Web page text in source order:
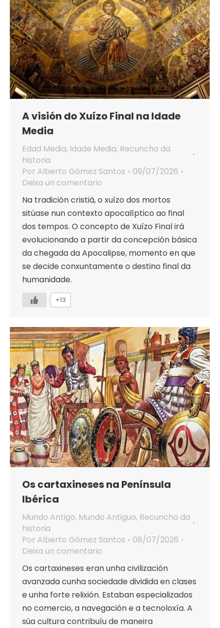
A visión do Xuízo Final na Idade
Media
Edad Media, Idade Media, Recuncho da
historia
Por Alberto Gómez Santos
09/07/2026
Deixa un comentario
Na tradición cristiá, o xuízo dos mortos
sitúase nun contexto apocalíptico ao final
dos tempos. O concepto de Xuízo Final irá
evolucionando a partir da concepción básica
da chegada da Apocalipse, momento en que
se decide conxuntamente o destino final da
humanidade.
+13
Os cartaxineses na Península
Ibérica
Mundo Antigo, Mundo Antiguo, Recuncho da
historia
Por Alberto Gómez Santos
08/07/2026
Deixa un comentario
Os cartaxineses eran unha civilización
avanzada cunha sociedade dividida en clases
e unha forte relixión. Estaban especializados
no comercio, a navegación e a tecnoloxía. A
súa cultura contribuíu de maneira